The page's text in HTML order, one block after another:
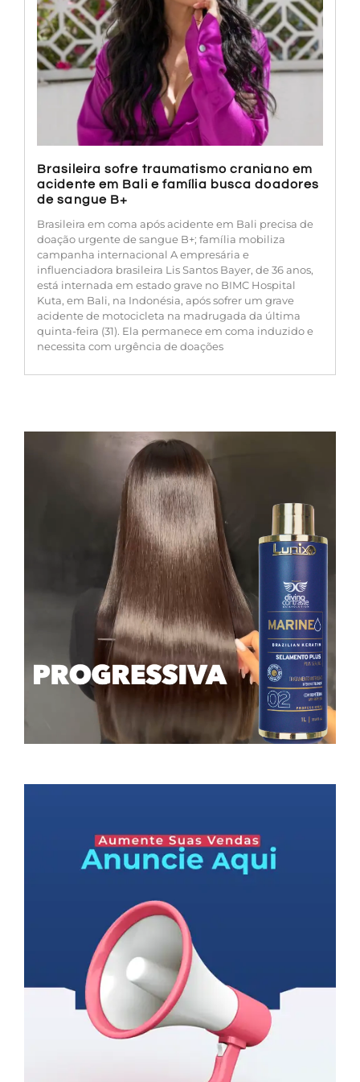
Brasileira sofre traumatismo craniano em
acidente em Bali e família busca doadores
de sangue B+
Brasileira em coma após acidente em Bali precisa de
doação urgente de sangue B+; família mobiliza
campanha internacional A empresária e
influenciadora brasileira Lis Santos Bayer, de 36 anos,
está internada em estado grave no BIMC Hospital
Kuta, em Bali, na Indonésia, após sofrer um grave
acidente de motocicleta na madrugada da última
quinta-feira (31). Ela permanece em coma induzido e
necessita com urgência de doações